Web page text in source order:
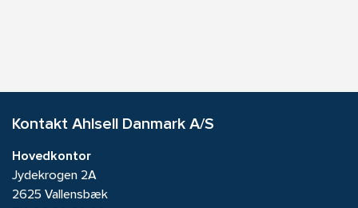
Kontakt Ahlsell Danmark A/S
Hovedkontor
Jydekrogen 2A
2625 Vallensbæk